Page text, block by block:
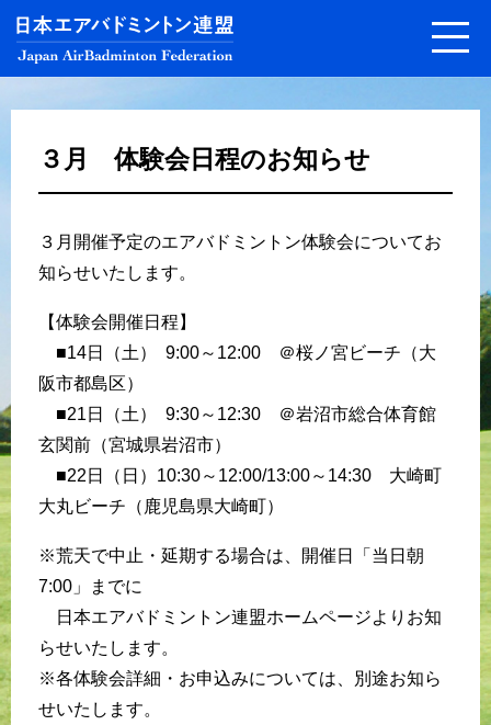
３月 体験会日程のお知らせ
３月開催予定のエアバドミントン体験会についてお
知らせいたします。
【体験会開催日程】
■14日（土） 9:00～12:00 ＠桜ノ宮ビーチ（大
阪市都島区）
■21日（土） 9:30～12:30 ＠岩沼市総合体育館
玄関前（宮城県岩沼市）
■22日（日）10:30～12:00/13:00～14:30 大崎町
大丸ビーチ（鹿児島県大崎町）
※荒天で中止・延期する場合は、開催日「当日朝
7:00」までに
日本エアバドミントン連盟ホームページよりお知
らせいたします。
※各体験会詳細・お申込みについては、別途お知ら
せいたします。